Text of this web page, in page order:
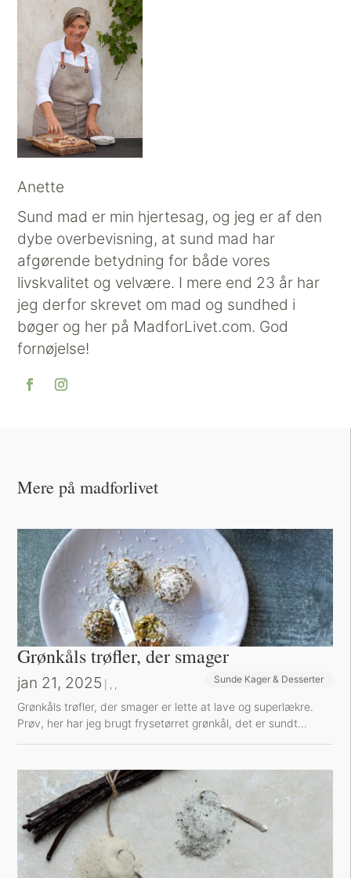
Anette
Sund mad er min hjertesag, og jeg er af den
dybe overbevisning, at sund mad har
afgørende betydning for både vores
livskvalitet og velvære. I mere end 23 år har
jeg derfor skrevet om mad og sundhed i
bøger og her på MadforLivet.com. God
fornøjelse!
Mere på madforlivet
Grønkåls trøfler, der smager
jan 21, 2025 Bog-omtaler
Bøger og Kurser
Sunde Kager & Desserter
Grønkåls trøfler, der smager er lette at lave og superlækre.
Prøv, her har jeg brugt frysetørret grønkål, det er sundt...